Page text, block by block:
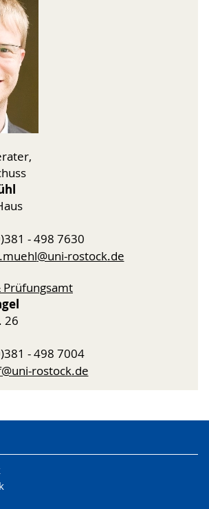
- 498 7630
@uni-rostock.de
Prüfungsamt
26
- 498 7004
@uni-rostock.de